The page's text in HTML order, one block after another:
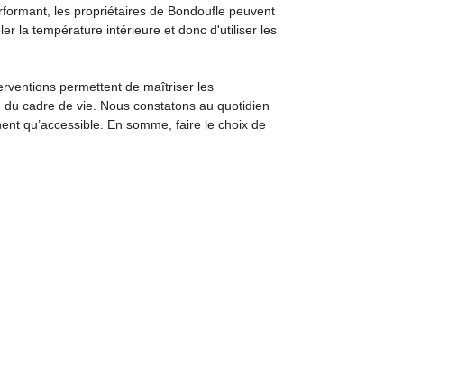
les propriétaires de Bondoufle peuvent
la température intérieure et donc d'utiliser les
permettent de maîtriser les
du cadre de vie. Nous constatons au quotidien
qu’accessible. En somme, faire le choix de